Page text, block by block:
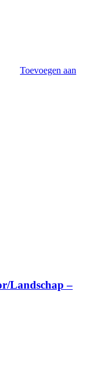
Toevoegen aan
Landschap –